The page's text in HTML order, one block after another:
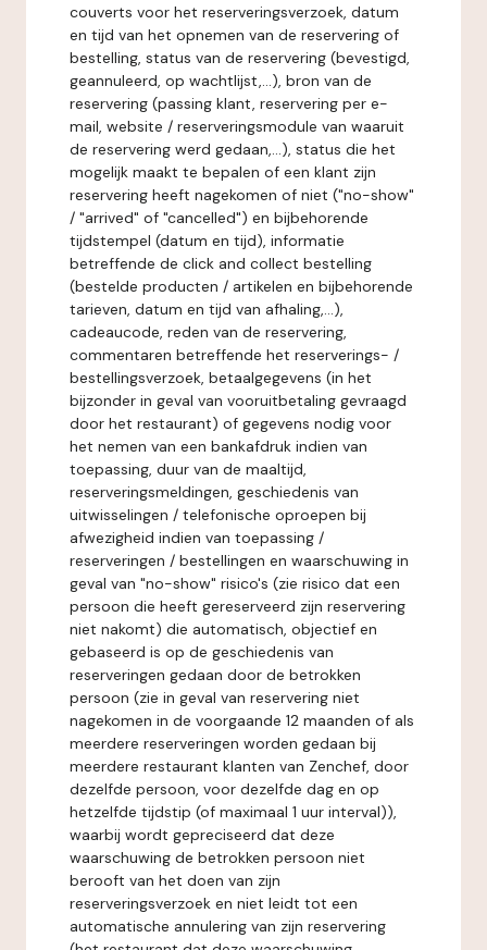
couverts voor het reserveringsverzoek, datum
en tijd van het opnemen van de reservering of
bestelling, status van de reservering (bevestigd,
geannuleerd, op wachtlijst,...), bron van de
reservering (passing klant, reservering per e-
mail, website / reserveringsmodule van waaruit
de reservering werd gedaan,...), status die het
mogelijk maakt te bepalen of een klant zijn
reservering heeft nagekomen of niet ("no-show"
/ "arrived" of "cancelled") en bijbehorende
tijdstempel (datum en tijd), informatie
betreffende de click and collect bestelling
(bestelde producten / artikelen en bijbehorende
tarieven, datum en tijd van afhaling,...),
cadeaucode, reden van de reservering,
commentaren betreffende het reserverings- /
bestellingsverzoek, betaalgegevens (in het
bijzonder in geval van vooruitbetaling gevraagd
door het restaurant) of gegevens nodig voor
het nemen van een bankafdruk indien van
toepassing, duur van de maaltijd,
reserveringsmeldingen, geschiedenis van
uitwisselingen / telefonische oproepen bij
afwezigheid indien van toepassing /
reserveringen / bestellingen en waarschuwing in
geval van "no-show" risico's (zie risico dat een
persoon die heeft gereserveerd zijn reservering
niet nakomt) die automatisch, objectief en
gebaseerd is op de geschiedenis van
reserveringen gedaan door de betrokken
persoon (zie in geval van reservering niet
nagekomen in de voorgaande 12 maanden of als
meerdere reserveringen worden gedaan bij
meerdere restaurant klanten van Zenchef, door
dezelfde persoon, voor dezelfde dag en op
hetzelfde tijdstip (of maximaal 1 uur interval)),
waarbij wordt gepreciseerd dat deze
waarschuwing de betrokken persoon niet
berooft van het doen van zijn
reserveringsverzoek en niet leidt tot een
automatische annulering van zijn reservering